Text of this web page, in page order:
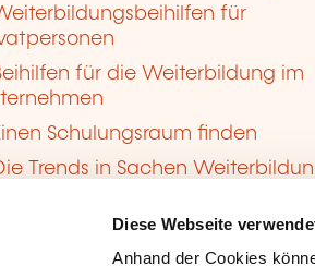
Diese Webseite
Anhand der Cookies
für
für die Weiterbildung im
Schulungsraum finden
Trends in Sachen